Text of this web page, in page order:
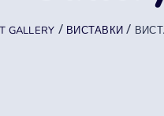
GALLERY / ВИСТАВКИ /